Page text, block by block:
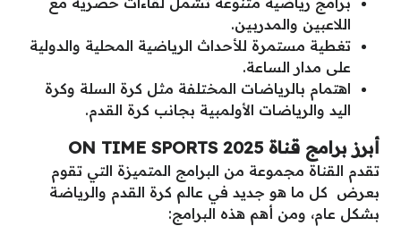
اللاعبين والمدربين.
تغطية مستمرة للأحداث الرياضية المحلية والدولية
على مدار الساعة.
اهتمام بالرياضات المختلفة مثل كرة السلة وكرة
اليد والرياضات الأولمبية بجانب كرة القدم.
أبرز برامج قناة ON TIME SPORTS 2025
تقدم القناة مجموعة من البرامج المتميزة التي تقوم
بعرض كل ما هو جديد في عالم كرة القدم والرياضة
بشكل عام، ومن أهم هذه البرامج: